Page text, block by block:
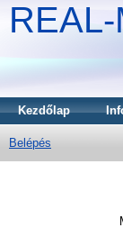
Kezdőlap
Belépés